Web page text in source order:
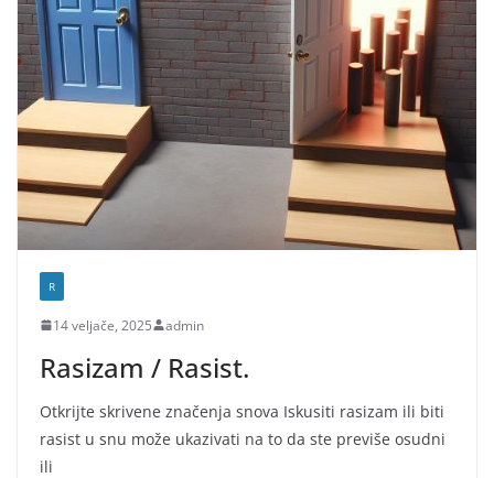
R
14 veljače, 2025 admin
Rasizam / Rasist.
Otkrijte skrivene značenja snova Iskusiti rasizam ili biti
rasist u snu može ukazivati na to da ste previše osudni
ili